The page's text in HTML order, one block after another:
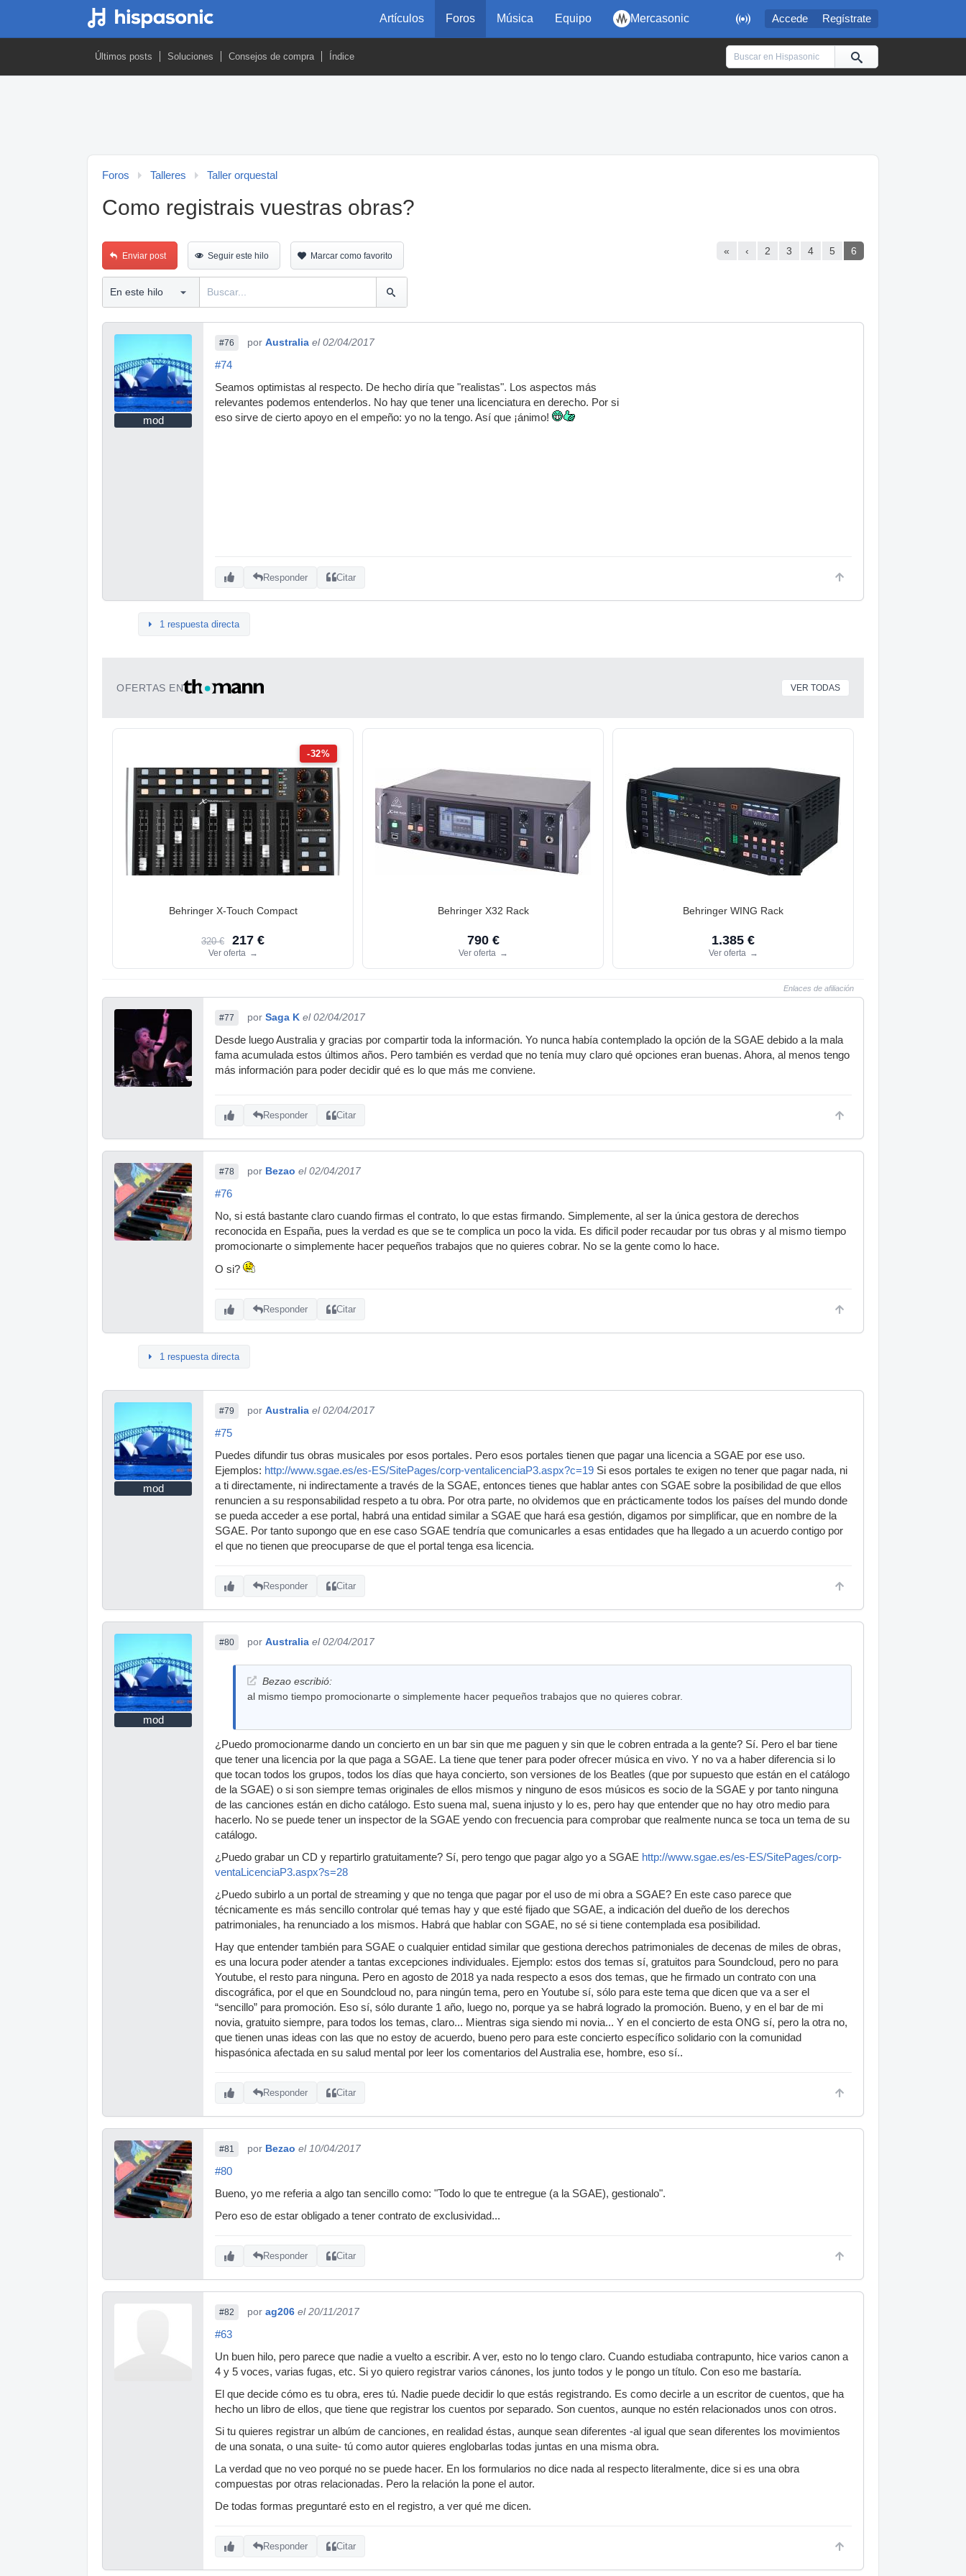
 Accede Regístrate
Artículos Foros Música Equipo Mercasonic
Últimos posts Soluciones Consejos de compra Índice
Foros Talleres Taller orquestal
Como registrais vuestras obras?
« ‹ 2 3 4 5 6
Enviar post Seguir este hilo Marcar como favorito
mod
#76 por Australia el 02/04/2017
#74
Seamos optimistas al respecto. De hecho diría que "realistas". Los aspectos más
relevantes podemos entenderlos. No hay que tener una licenciatura en derecho. Por si
eso sirve de cierto apoyo en el empeño: yo no la tengo. Así que ¡ánimo!
Responder Citar
1 respuesta directa
OFERTAS EN VER TODAS
-32%
Behringer X-Touch Compact
320 € 217 €
Ver oferta →
Behringer X32 Rack
790 €
Ver oferta →
Behringer WING Rack
1.385 €
Ver oferta →
Enlaces de afiliación
#77 por Saga K el 02/04/2017
Desde luego Australia y gracias por compartir toda la información. Yo nunca había contemplado la opción de la SGAE debido a la mala
fama acumulada estos últimos años. Pero también es verdad que no tenía muy claro qué opciones eran buenas. Ahora, al menos tengo
más información para poder decidir qué es lo que más me conviene.
Responder Citar
#78 por Bezao el 02/04/2017
#76
No, si está bastante claro cuando firmas el contrato, lo que estas firmando. Simplemente, al ser la única gestora de derechos
reconocida en España, pues la verdad es que se te complica un poco la vida. Es dificil poder recaudar por tus obras y al mismo tiempo
promocionarte o simplemente hacer pequeños trabajos que no quieres cobrar. No se la gente como lo hace.
O si?
Responder Citar
1 respuesta directa
mod
#79 por Australia el 02/04/2017
#75
Puedes difundir tus obras musicales por esos portales. Pero esos portales tienen que pagar una licencia a SGAE por ese uso.
Ejemplos: http://www.sgae.es/es-ES/SitePages/corp-ventalicenciaP3.aspx?c=19 Si esos portales te exigen no tener que pagar nada, ni
a ti directamente, ni indirectamente a través de la SGAE, entonces tienes que hablar antes con SGAE sobre la posibilidad de que ellos
renuncien a su responsabilidad respeto a tu obra. Por otra parte, no olvidemos que en prácticamente todos los países del mundo donde
se pueda acceder a ese portal, habrá una entidad similar a SGAE que hará esa gestión, digamos por simplificar, que en nombre de la
SGAE. Por tanto supongo que en ese caso SGAE tendría que comunicarles a esas entidades que ha llegado a un acuerdo contigo por
el que no tienen que preocuparse de que el portal tenga esa licencia.
Responder Citar
mod
#80 por Australia el 02/04/2017
Bezao escribió:
al mismo tiempo promocionarte o simplemente hacer pequeños trabajos que no quieres cobrar.
¿Puedo promocionarme dando un concierto en un bar sin que me paguen y sin que le cobren entrada a la gente? Sí. Pero el bar tiene
que tener una licencia por la que paga a SGAE. La tiene que tener para poder ofrecer música en vivo. Y no va a haber diferencia si lo
que tocan todos los grupos, todos los días que haya concierto, son versiones de los Beatles (que por supuesto que están en el catálogo
de la SGAE) o si son siempre temas originales de ellos mismos y ninguno de esos músicos es socio de la SGAE y por tanto ninguna
de las canciones están en dicho catálogo. Esto suena mal, suena injusto y lo es, pero hay que entender que no hay otro medio para
hacerlo. No se puede tener un inspector de la SGAE yendo con frecuencia para comprobar que realmente nunca se toca un tema de su
catálogo.
¿Puedo grabar un CD y repartirlo gratuitamente? Sí, pero tengo que pagar algo yo a SGAE http://www.sgae.es/es-ES/SitePages/corp-
ventaLicenciaP3.aspx?s=28
¿Puedo subirlo a un portal de streaming y que no tenga que pagar por el uso de mi obra a SGAE? En este caso parece que
técnicamente es más sencillo controlar qué temas hay y que esté fijado que SGAE, a indicación del dueño de los derechos
patrimoniales, ha renunciado a los mismos. Habrá que hablar con SGAE, no sé si tiene contemplada esa posibilidad.
Hay que entender también para SGAE o cualquier entidad similar que gestiona derechos patrimoniales de decenas de miles de obras,
es una locura poder atender a tantas excepciones individuales. Ejemplo: estos dos temas sí, gratuitos para Soundcloud, pero no para
Youtube, el resto para ninguna. Pero en agosto de 2018 ya nada respecto a esos dos temas, que he firmado un contrato con una
discográfica, por el que en Soundcloud no, para ningún tema, pero en Youtube sí, sólo para este tema que dicen que va a ser el
“sencillo” para promoción. Eso sí, sólo durante 1 año, luego no, porque ya se habrá logrado la promoción. Bueno, y en el bar de mi
novia, gratuito siempre, para todos los temas, claro... Mientras siga siendo mi novia... Y en el concierto de esta ONG sí, pero la otra no,
que tienen unas ideas con las que no estoy de acuerdo, bueno pero para este concierto específico solidario con la comunidad
hispasónica afectada en su salud mental por leer los comentarios del Australia ese, hombre, eso sí..
Responder Citar
#81 por Bezao el 10/04/2017
#80
Bueno, yo me referia a algo tan sencillo como: "Todo lo que te entregue (a la SGAE), gestionalo".
Pero eso de estar obligado a tener contrato de exclusividad...
Responder Citar
#82 por ag206 el 20/11/2017
#63
Un buen hilo, pero parece que nadie a vuelto a escribir. A ver, esto no lo tengo claro. Cuando estudiaba contrapunto, hice varios canon a
4 y 5 voces, varias fugas, etc. Si yo quiero registrar varios cánones, los junto todos y le pongo un título. Con eso me bastaría.
El que decide cómo es tu obra, eres tú. Nadie puede decidir lo que estás registrando. Es como decirle a un escritor de cuentos, que ha
hecho un libro de ellos, que tiene que registrar los cuentos por separado. Son cuentos, aunque no estén relacionados unos con otros.
Si tu quieres registrar un albúm de canciones, en realidad éstas, aunque sean diferentes -al igual que sean diferentes los movimientos
de una sonata, o una suite- tú como autor quieres englobarlas todas juntas en una misma obra.
La verdad que no veo porqué no se puede hacer. En los formularios no dice nada al respecto literalmente, dice si es una obra
compuestas por otras relacionadas. Pero la relación la pone el autor.
De todas formas preguntaré esto en el registro, a ver qué me dicen.
Responder Citar